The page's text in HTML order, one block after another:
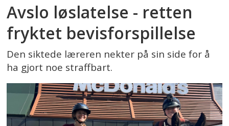
Avslo løslatelse - retten
fryktet bevisforspillelse
Den siktede læreren nekter på sin side for å
ha gjort noe straffbart.